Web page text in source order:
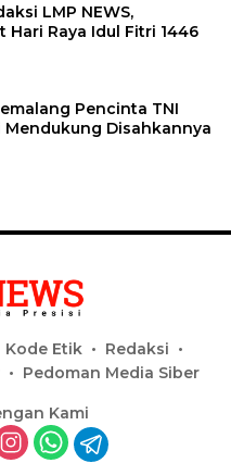
LMP NEWS,
Hari Raya Idul Fitri 1446
Pencinta TNI
Mendukung Disahkannya
Kode Etik
Redaksi
Pedoman Media Siber
Kami